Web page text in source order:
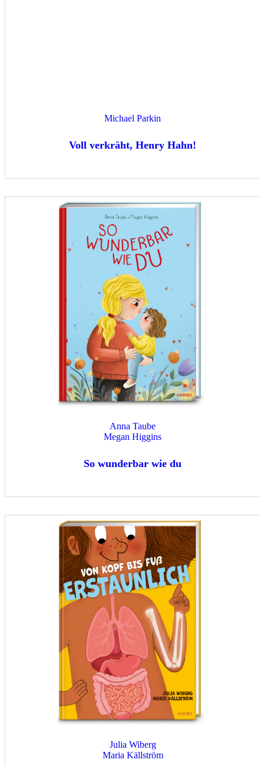
Michael Parkin
Voll verkräht, Henry Hahn!
Anna Taube
Megan Higgins
So wunderbar wie du
Julia Wiberg
Maria Källström